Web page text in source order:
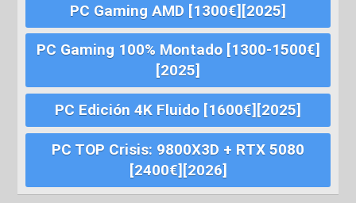
PC Gaming AMD [1300€][2025]
PC Gaming 100% Montado [1300-1500€]
[2025]
PC Edición 4K Fluido [1600€][2025]
PC TOP Crisis: 9800X3D + RTX 5080
[2400€][2026]